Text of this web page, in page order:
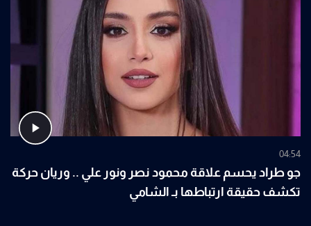
04:54
جو طراد يحسم علاقة محمود نصر ونور علي .. وريان حركة
تكشف حقيقة ارتباطها بـ الشامي